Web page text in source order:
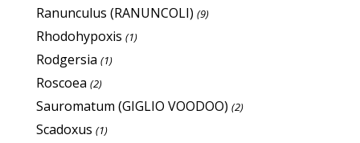
Ranunculus (RANUNCOLI) (9)
Rhodohypoxis (1)
Rodgersia (1)
Roscoea (2)
Sauromatum (GIGLIO VOODOO) (2)
Scadoxus (1)